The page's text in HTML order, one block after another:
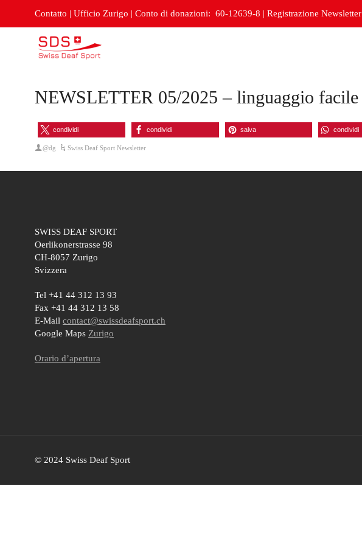
Contatto | Ufficio Zurigo | Conto di donazioni: 60-12639-8 | Registrazione Newsletter
NEWSLETTER 05/2025 – linguaggio facile
condividi condividi salva condividi
@dg Swiss Deaf Sport Newsletter
SWISS DEAF SPORT
Oerlikonerstrasse 98
CH-8057 Zurigo
Svizzera
Tel +41 44 312 13 93
Fax +41 44 312 13 58
E-Mail contact@swissdeafsport.ch
Google Maps Zurigo
Orario d’apertura
© 2024 Swiss Deaf Sport